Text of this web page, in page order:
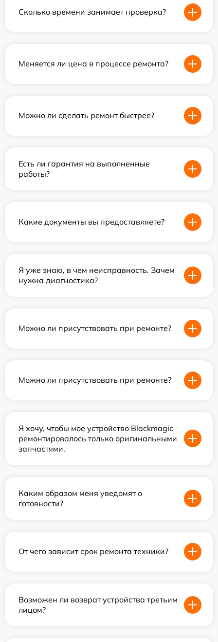
Сколько времени занимает проверка?
Меняется ли цена в процессе ремонта?
Можно ли сделать ремонт быстрее?
Есть ли гарантия на выполненные
работы?
Какие документы вы предоставляете?
Я уже знаю, в чем неисправность. Зачем
нужна диагностика?
Можно ли присутствовать при ремонте?
Можно ли присутствовать при ремонте?
Я хочу, чтобы мое устройство Blackmagic
ремонтировалось только оригинальными
запчастями.
Каким образом меня уведомят о
готовности?
От чего зависит срок ремонта техники?
Возможен ли возврат устройства третьим
лицом?